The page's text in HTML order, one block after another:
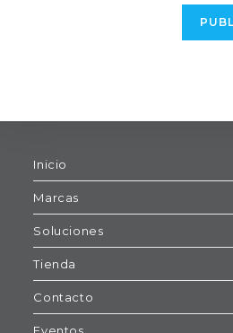
Inicio
Marcas
Soluciones
Tienda
Contacto